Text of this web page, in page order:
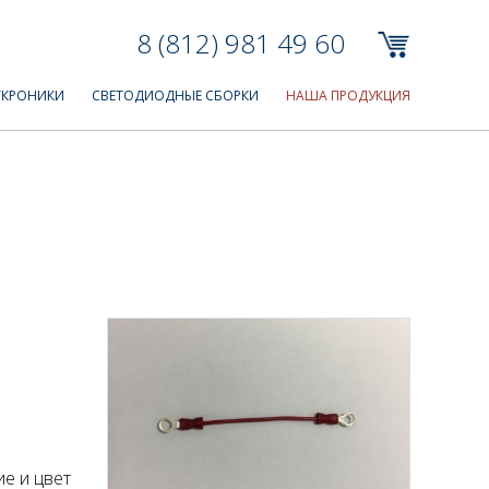
8 (812) 981 49 60
СВЕТОДИОДНЫЕ СБОРКИ НАША ПРОДУКЦИЯ
и цвет